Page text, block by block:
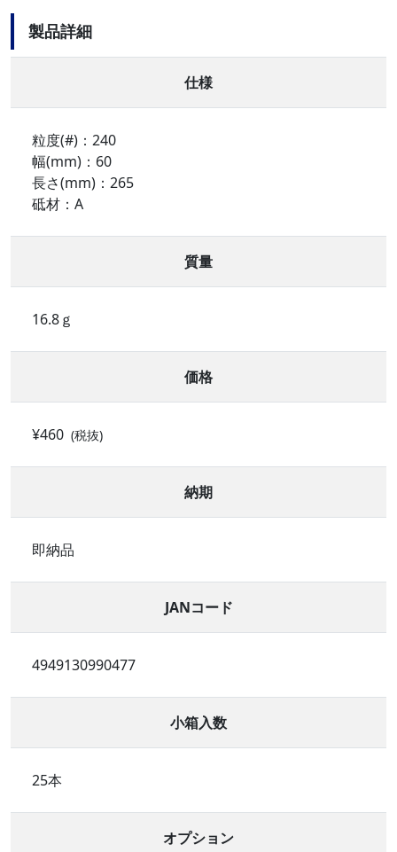
製品詳細
仕様
粒度(#)：240
幅(mm)：60
長さ(mm)：265
砥材：A
質量
16.8ｇ
価格
¥460 (税抜)
納期
即納品
JANコード
4949130990477
小箱入数
25本
オプション